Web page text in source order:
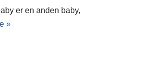
er en anden baby,
»